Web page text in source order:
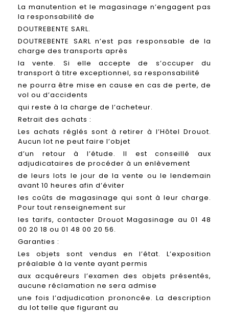
La manutention et le magasinage n’engagent pas
la responsabilité de
DOUTREBENTE SARL.
DOUTREBENTE SARL n’est pas responsable de la
charge des transports après
la vente. Si elle accepte de s’occuper du
transport à titre exceptionnel, sa responsabilité
ne pourra être mise en cause en cas de perte, de
vol ou d’accidents
qui reste à la charge de l’acheteur.
Retrait des achats :
Les achats réglés sont à retirer à l’Hôtel Drouot.
Aucun lot ne peut faire l’objet
d’un retour à l’étude. Il est conseillé aux
adjudicataires de procéder à un enlèvement
de leurs lots le jour de la vente ou le lendemain
avant 10 heures afin d’éviter
les coûts de magasinage qui sont à leur charge.
Pour tout renseignement sur
les tarifs, contacter Drouot Magasinage au 01 48
00 20 18 ou 01 48 00 20 56.
Garanties :
Les objets sont vendus en l’état. L’exposition
préalable à la vente ayant permis
aux acquéreurs l’examen des objets présentés,
aucune réclamation ne sera admise
une fois l’adjudication prononcée. La description
du lot telle que figurant au